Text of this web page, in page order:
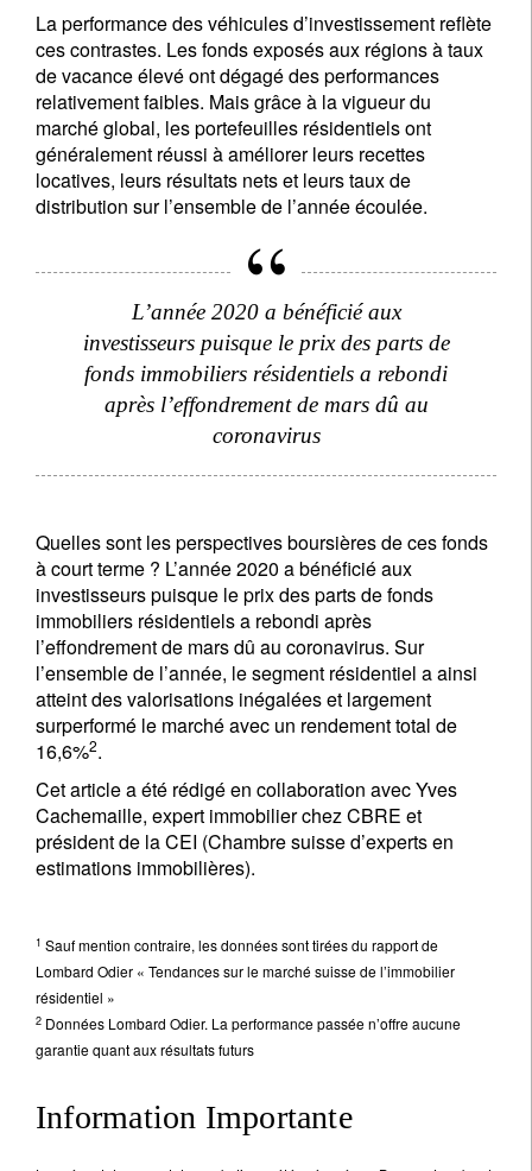
La performance des véhicules d’investissement reflète
ces contrastes. Les fonds exposés aux régions à taux
de vacance élevé ont dégagé des performances
relativement faibles. Mais grâce à la vigueur du
marché global, les portefeuilles résidentiels ont
généralement réussi à améliorer leurs recettes
locatives, leurs résultats nets et leurs taux de
distribution sur l’ensemble de l’année écoulée.
L’année 2020 a bénéficié aux
investisseurs puisque le prix des parts de
fonds immobiliers résidentiels a rebondi
après l’effondrement de mars dû au
coronavirus
Quelles sont les perspectives boursières de ces fonds
à court terme ? L’année 2020 a bénéficié aux
investisseurs puisque le prix des parts de fonds
immobiliers résidentiels a rebondi après
l’effondrement de mars dû au coronavirus. Sur
l’ensemble de l’année, le segment résidentiel a ainsi
atteint des valorisations inégalées et largement
surperformé le marché avec un rendement total de
16,6%2.
Cet article a été rédigé en collaboration avec Yves
Cachemaille, expert immobilier chez CBRE et
président de la CEI (Chambre suisse d’experts en
estimations immobilières).
1 Sauf mention contraire, les données sont tirées du rapport de
Lombard Odier « Tendances sur le marché suisse de l’immobilier
résidentiel »
2 Données Lombard Odier. La performance passée n’offre aucune
garantie quant aux résultats futurs
Information Importante